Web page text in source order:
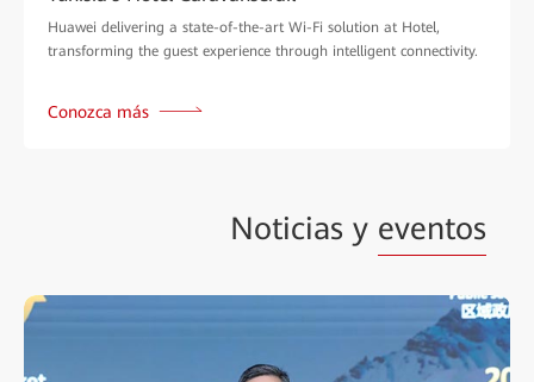
Huawei delivering a state-of-the-art Wi-Fi solution at Hotel,
transforming the guest experience through intelligent connectivity.
Conozca más
Noticias y eventos